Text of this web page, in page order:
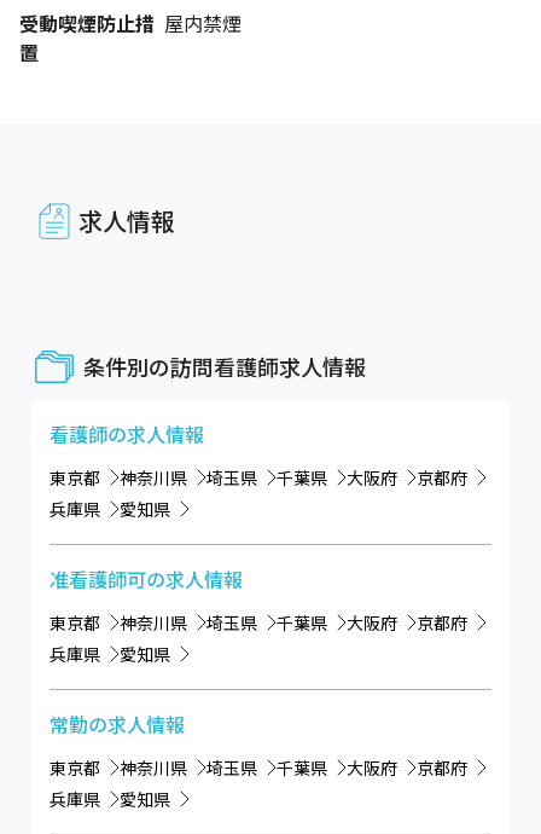
受動喫煙防止措
置
屋内禁煙
求人情報
条件別の訪問看護師求人情報
看護師の求人情報
東京都 神奈川県 埼玉県 千葉県 大阪府
京都府
兵庫県
愛知県
准看護師可の求人情報
東京都 神奈川県 埼玉県 千葉県 大阪府
京都府
兵庫県
愛知県
常勤の求人情報
東京都 神奈川県 埼玉県 千葉県 大阪府
京都府
兵庫県
愛知県